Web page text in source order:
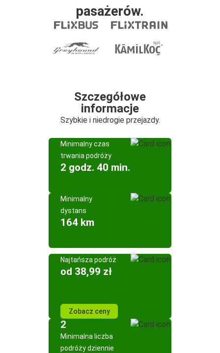
pasażerów.
Szczegółowe
informacje
Szybkie i niedrogie przejazdy.
Minimalny czas
trwania podróży
2 godz. 40 min.
Minimalny
dystans
164 km
Najtańsza podróż
od 38,99 zł
Zobacz ceny
2
Minimalna liczba
podróży dziennie